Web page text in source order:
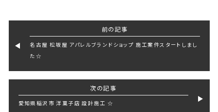
前の記事
名古屋 松坂屋 アパレルブランドショップ 施工案件スタートしまし
た☆
次の記事
愛知県稲沢市 洋菓子店 設計施工 ☆